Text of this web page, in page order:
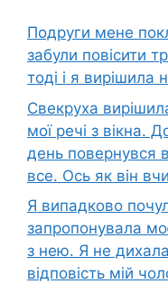
Подруги мене
забули повісити
тоді і я вирішила
Свекруха
мої речі з вікна.
день повернувся
все. Ось як він
Я випадково
запропонувала
з нею. Я не
відповість мій